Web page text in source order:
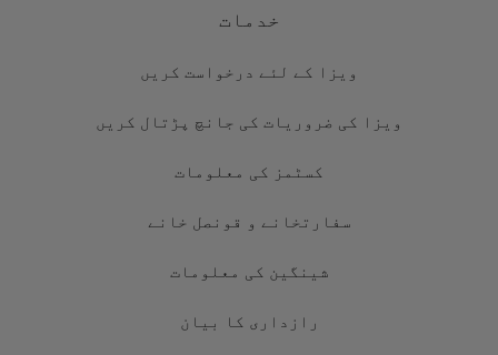
خدمات
ویزا کے لئے درخواست کریں
ویزا کی ضروریات کی جانچ پڑتال کریں
کسٹمز کی معلومات
سفارتخانے و قونصل خانے
شینگین کی معلومات
رازداری کا بیان